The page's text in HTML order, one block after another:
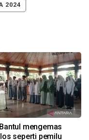
2024
mengemas
seperti pemilu